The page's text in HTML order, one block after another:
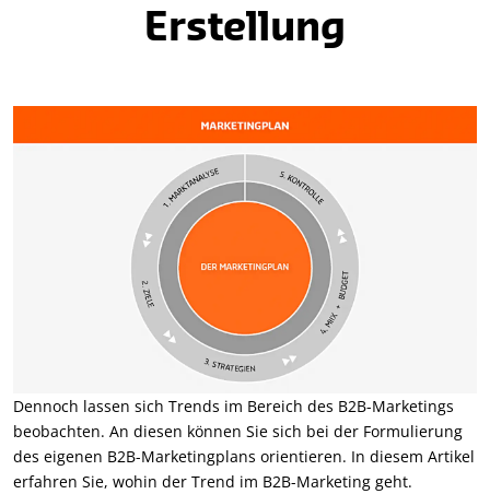
Erstellung
Dennoch lassen sich Trends im Bereich des B2B-Marketings
beobachten. An diesen können Sie sich bei der Formulierung
des eigenen B2B-Marketingplans orientieren. In diesem Artikel
erfahren Sie, wohin der Trend im B2B-Marketing geht.